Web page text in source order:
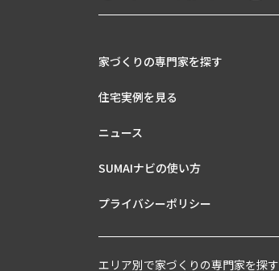
家づくりの専門家を探す
住宅実例を見る
ニュース
SUMAIナビの使い方
プライバシーポリシー
エリア別で家づくりの専門家を探す